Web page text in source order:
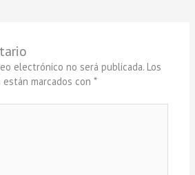
electrónico no será publicada. Los
están marcados con*